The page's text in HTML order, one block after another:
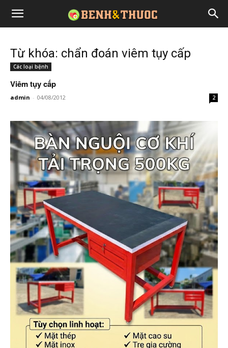
Từ khóa: chẩn đoán viêm tụy cấp
Các loại bệnh
Viêm tụy cấp
admin - 04/08/2012 2